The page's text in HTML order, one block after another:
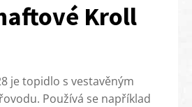
Kroll
je topidlo s vestavěným
Používá se například